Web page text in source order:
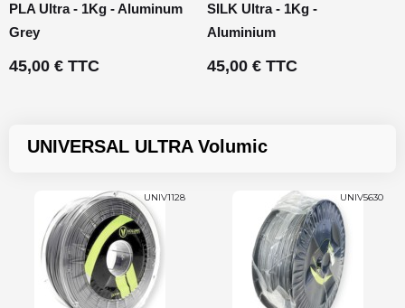
PLA Ultra - 1Kg - Aluminum
Grey
45,00 € TTC
SILK Ultra - 1Kg -
Aluminium
45,00 € TTC
UNIVERSAL ULTRA Volumic
UNIV1128 UNIV5630